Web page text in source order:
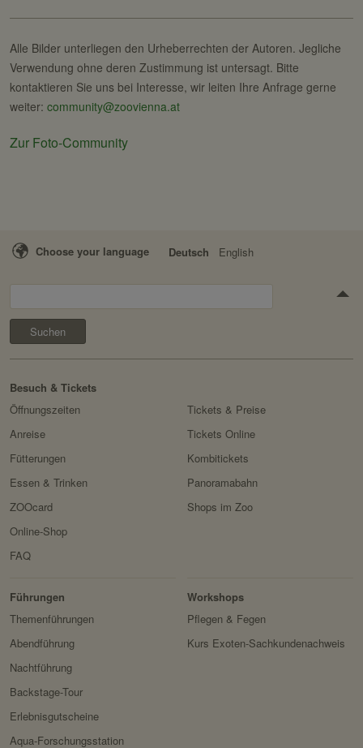
Alle Bilder unterliegen den Urheberrechten der Autoren. Jegliche
Verwendung ohne deren Zustimmung ist untersagt. Bitte
kontaktieren Sie uns bei Interesse, wir leiten Ihre Anfrage gerne
weiter: community@zoovienna.at
Zur Foto-Community
Choose your language Deutsch English
Besuch & Tickets
Öffnungszeiten
Anreise
Fütterungen
Essen & Trinken
ZOOcard
Tickets & Preise
Tickets Online
Kombitickets
Panoramabahn
Shops im Zoo
Online-Shop
FAQ
Zoo
Führungen
Themenführungen
Abendführung
Nachtführung
Backstage-Tour
Erlebnisgutscheine
Aqua-Forschungsstation
Workshops
Pflegen & Fegen
Kurs Exoten-Sachkundenachweis
&
Forschung